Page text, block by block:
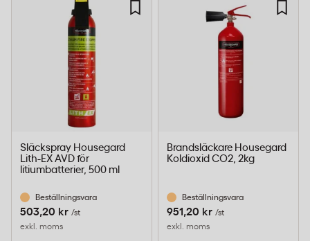
Släckspray Housegard
Lith-EX AVD för
litiumbatterier, 500 ml
Beställningsvara
503,20 kr /st
exkl. moms
Brandsläckare Housegard
Koldioxid CO2, 2kg
Beställningsvara
951,20 kr /st
exkl. moms